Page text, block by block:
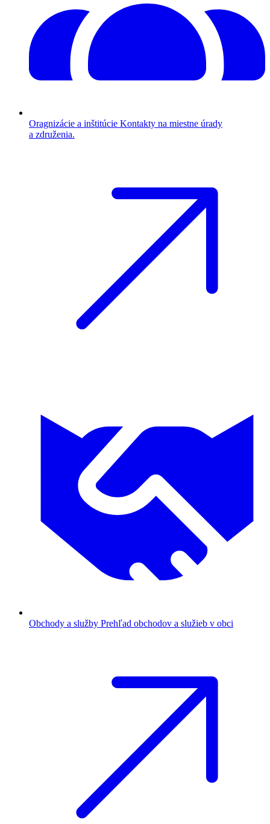
Oragnizácie a inštitúcie Kontakty na miestne úrady
a združenia.
Obchody a služby Prehľad obchodov a služieb v obci